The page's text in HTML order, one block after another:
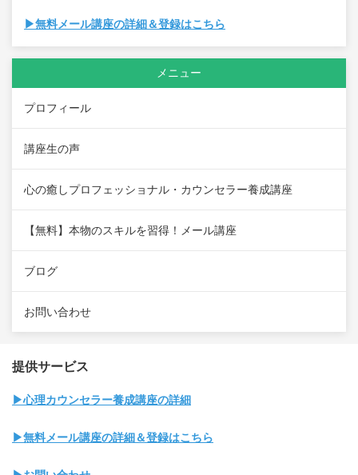
▶無料メール講座の詳細＆登録はこちら
メニュー
プロフィール
講座生の声
心の癒しプロフェッショナル・カウンセラー養成講座
【無料】本物のスキルを習得！メール講座
ブログ
お問い合わせ
提供サービス
▶心理カウンセラー養成講座の詳細
▶無料メール講座の詳細＆登録はこちら